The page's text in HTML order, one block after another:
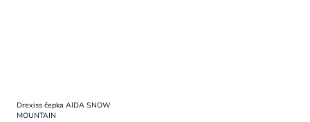
Drexiss čepka AIDA SNOW
MOUNTAIN